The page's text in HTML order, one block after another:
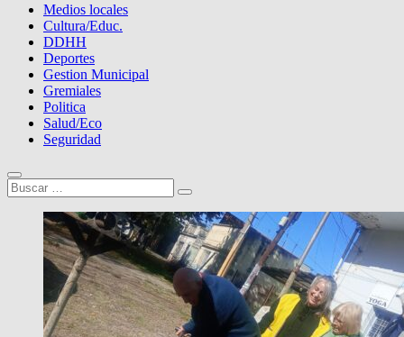
Medios locales
Cultura/Educ.
DDHH
Deportes
Gestion Municipal
Gremiales
Politica
Salud/Eco
Seguridad
Buscar
…